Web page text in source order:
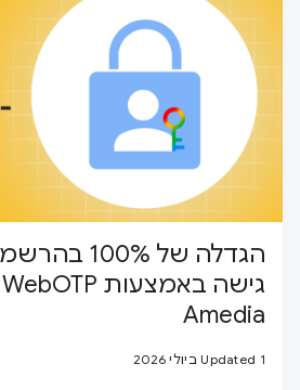
הגדלה של
Amedia
Updated 1 ביולי 2026